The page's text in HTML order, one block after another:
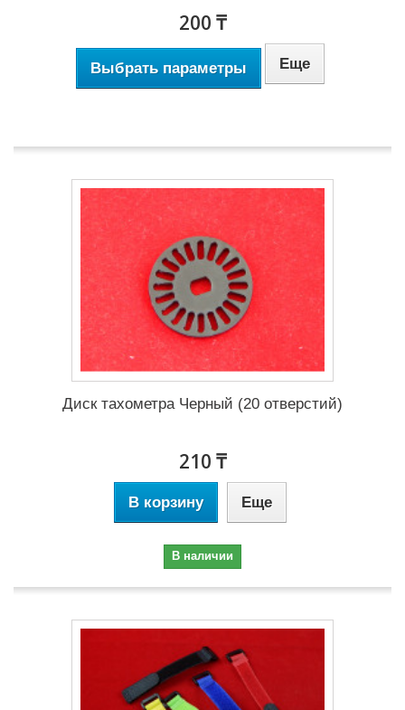
200 ₸
Выбрать параметры Еще
Диск тахометра Черный (20 отверстий)
210 ₸
В корзину Еще
В наличии